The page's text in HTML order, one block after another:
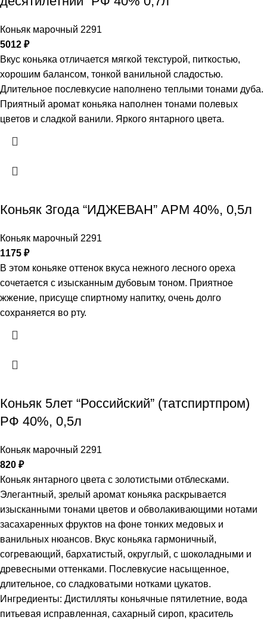
Коньяк марочный 2291
5012 ₽
Вкус коньяка отличается мягкой текстурой, питкостью,
хорошим балансом, тонкой ванильной сладостью.
Длительное послевкусие наполнено теплыми тонами дуба.
Приятный аромат коньяка наполнен тонами полевых
цветов и сладкой ванили. Яркого янтарного цвета.
Коньяк 3года “ИДЖЕВАН” АРМ 40%, 0,5л
Коньяк марочный 2291
1175 ₽
В этом коньяке оттенок вкуса нежного лесного ореха
сочетается с изысканным дубовым тоном. Приятное
жжение, присуще спиртному напитку, очень долго
сохраняется во рту.
Коньяк 5лет “Российский” (татспиртпром)
РФ 40%, 0,5л
Коньяк марочный 2291
820 ₽
Коньяк янтарного цвета с золотистыми отблесками.
Элегантный, зрелый аромат коньяка раскрывается
изысканными тонами цветов и обволакивающими нотами
засахаренных фруктов на фоне тонких медовых и
ванильных нюансов. Вкус коньяка гармоничный,
согревающий, бархатистый, округлый, с шоколадными и
древесными оттенками. Послевкусие насыщенное,
длительное, со сладковатыми нотками цукатов.
Ингредиенты: Дистилляты коньячные пятилетние, вода
питьевая исправленная, сахарный сироп, краситель